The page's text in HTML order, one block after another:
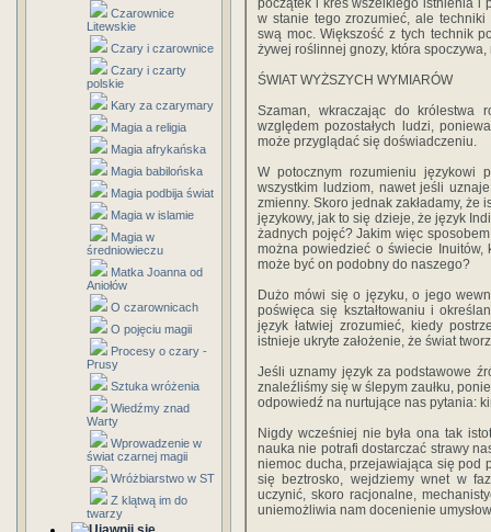
Czarownice
Litewskie
Czary i czarownice
Czary i czarty
polskie
Kary za czarymary
Magia a religia
Magia afrykańska
Magia babilońska
Magia podbija świat
Magia w islamie
Magia w
średniowieczu
Matka Joanna od
Aniołów
O czarownicach
O pojęciu magii
Procesy o czary -
Prusy
Sztuka wróżenia
Wiedźmy znad
Warty
Wprowadzenie w
świat czarnej magii
Wróżbiarstwo w ST
Z klątwą im do
twarzy
początek i kres wszelkiego istnienia i
w stanie tego zrozumieć, ale techniki
swą moc. Większość z tych technik
żywej roślinnej gnozy, która
ŚWIAT WYŻSZYCH WYMIARÓW
Szaman, wkraczając do królestwa
względem pozostałych ludzi,
może przyglądać się doświadczeniu.
W potocznym rozumieniu językowi
wszystkim ludziom, nawet jeśli
zmienny. Skoro jednak zakładamy, że
językowy, jak to się dzieje, że język
żadnych pojęć? Jakim więc
można powiedzieć o świecie
może być on podobny do naszego?
Dużo mówi się o języku, o jego
poświęca się kształtowaniu i
język łatwiej zrozumieć, kiedy
istnieje ukryte założenie, że świat
Jeśli uznamy język za podstawowe
znaleźliśmy się w ślepym zaułku,
odpowiedź na nurtujące nas pytania:
Nigdy wcześniej nie była ona tak
nauka nie potrafi dostarczać strawy
niemoc ducha, przejawiająca się pod
się beztrosko, wejdziemy wnet w
uczynić, skoro racjonalne,
uniemożliwia nam docenienie